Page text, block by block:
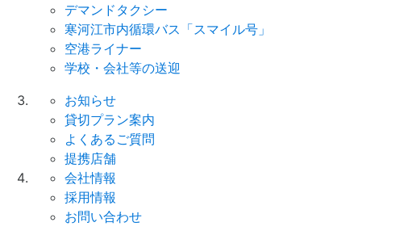
デマンドタクシー
寒河江市内循環バス「スマイル号」
空港ライナー
学校・会社等の送迎
お知らせ
貸切プラン案内
よくあるご質問
提携店舗
会社情報
採用情報
お問い合わせ